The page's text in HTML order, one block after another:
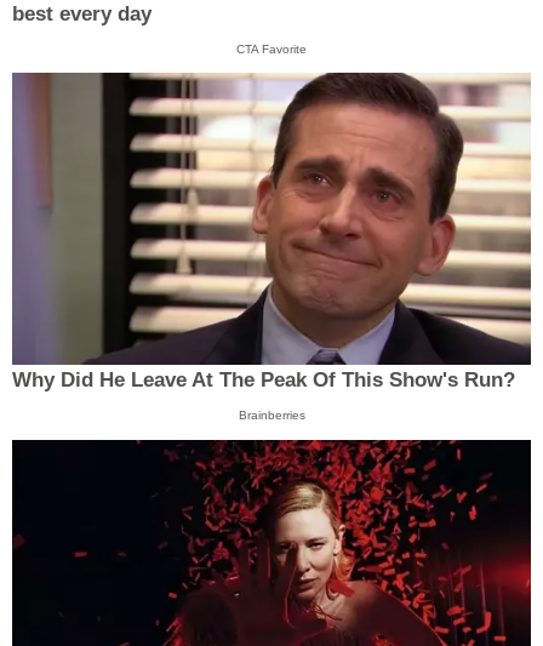
best every day
CTA Favorite
Why Did He Leave At The Peak Of This Show's Run?
Brainberries